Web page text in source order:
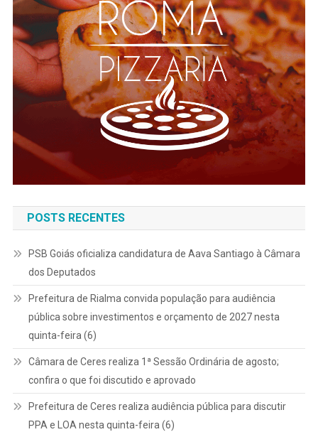
POSTS RECENTES
PSB Goiás oficializa candidatura de Aava Santiago à Câmara
dos Deputados
Prefeitura de Rialma convida população para audiência
pública sobre investimentos e orçamento de 2027 nesta
quinta-feira (6)
Câmara de Ceres realiza 1ª Sessão Ordinária de agosto;
confira o que foi discutido e aprovado
Prefeitura de Ceres realiza audiência pública para discutir
PPA e LOA nesta quinta-feira (6)